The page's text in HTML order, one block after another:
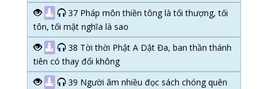
37 Pháp môn thiền tông là tối thượng, tối
tôn, tối mật nghĩa là sao
38 Tời thời Phật A Dật Đa, ban thần thánh
tiên có thay đổi không
39 Người âm nhiều đọc sách chóng quên